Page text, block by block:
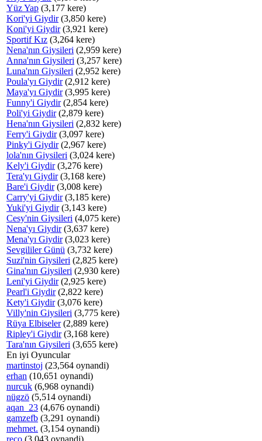
Yüz Yap (3,177 kere)
Kori'yi Giydir(3,850 kere)
Koni'yi Giydir(3,921 kere)
Sportif Kız (3,264 kere)
Nena'nın Giysileri (2,959 kere)
Anna'nın Giysileri (3,257 kere)
Luna'nın Giysileri (2,952 kere)
Poula'yı Giydir(2,912 kere)
Maya'yı Giydir(3,995 kere)
Funny'i Giydir(2,854 kere)
Poli'yi Giydir(2,879 kere)
Hena'nın Giysileri (2,832 kere)
Ferry'i Giydir(3,097 kere)
Pinky'i Giydir(2,967 kere)
lola'nın Giysileri (3,024 kere)
Kely'i Giydir(3,276 kere)
Tera'yı Giydir(3,168 kere)
Bare'i Giydir(3,008 kere)
Carry'yi Giydir(3,185 kere)
Yuki'yi Giydir(3,143 kere)
Cesy'nin Giysileri (4,075 kere)
Nena'yı Giydir(3,637 kere)
Mena'yı Giydir(3,023 kere)
Sevgililer Günü (3,732 kere)
Suzi'nin Giysileri (2,825 kere)
Gina'nın Giysileri (2,930 kere)
Leni'yi Giydir(2,925 kere)
Pearl'i Giydir(2,822 kere)
Kety'i Giydir(3,076 kere)
Villy'nin Giysileri (3,775 kere)
Rüya Elbiseler(2,889 kere)
Ripley'i Giydir(3,168 kere)
Tara'nın Giysileri (3,655 kere)
En iyi Oyuncular
martinstoj (23,564 oynandi)
erhan (10,651 oynandi)
nurcuk (6,968 oynandi)
nügzö (5,514 oynandi)
aqan_23 (4,676 oynandi)
gamzefb (3,291 oynandi)
mehmet. (3,154 oynandi)
reco (3,043 oynandi)